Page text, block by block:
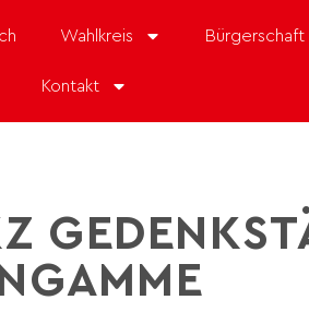
Wahlkreis Bürgerschaft
Kontakt